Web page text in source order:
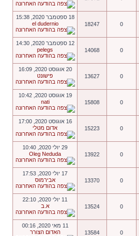
0
18247
18 ספטמבר 2020, 15:38
el dudernio
0
14068
12 ספטמבר 2020, 14:30
pelegs
0
13627
20 אוגוסט 2020, 16:09
פישונט
0
15808
19 אוגוסט 2020, 10:42
nati
0
15223
16 אוגוסט 2020, 17:00
אדום מטלי
0
13922
29 יולי 2020, 10:40
Oleg Neduda
0
13370
17 יולי 2020, 17:53
אבירמוס
0
13524
11 יולי 2020, 22:10
א.ב
0
13584
11 מאי 2020, 00:16
האדום הצורר